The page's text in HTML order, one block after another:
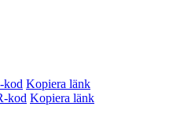
kod Kopiera länk
kod Kopiera länk